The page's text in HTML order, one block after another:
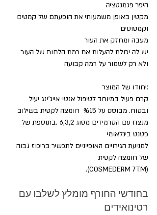
היפר פגמנטציה
מקטין באופן משמעותי את הופעתם של קמטים
וקמטוטים
מעבה ומחזק את העור
יש לה יכולת להעלות את רמת הלחות של העור
ולא רק לשמור על רמה קבועה
:יחודו של המוצר
קרם פעיל במיוחד לטיפול אנטי-אייג‘ינג יעיל
ובטוח. מבוסס על %15  חומצה לקטית בשילוב
מנצח עם הסרמידים מסוג 6,3,2 .בתוספת של
פטנט בינלאומי
למניעת הגירויים האופייניים לתכשיר בריכוז גבוה
של חומצה לקטית
.(COSMEDERM 7TM)
בחודשי החורף מומלץ לשלבו עם
רטינואידים